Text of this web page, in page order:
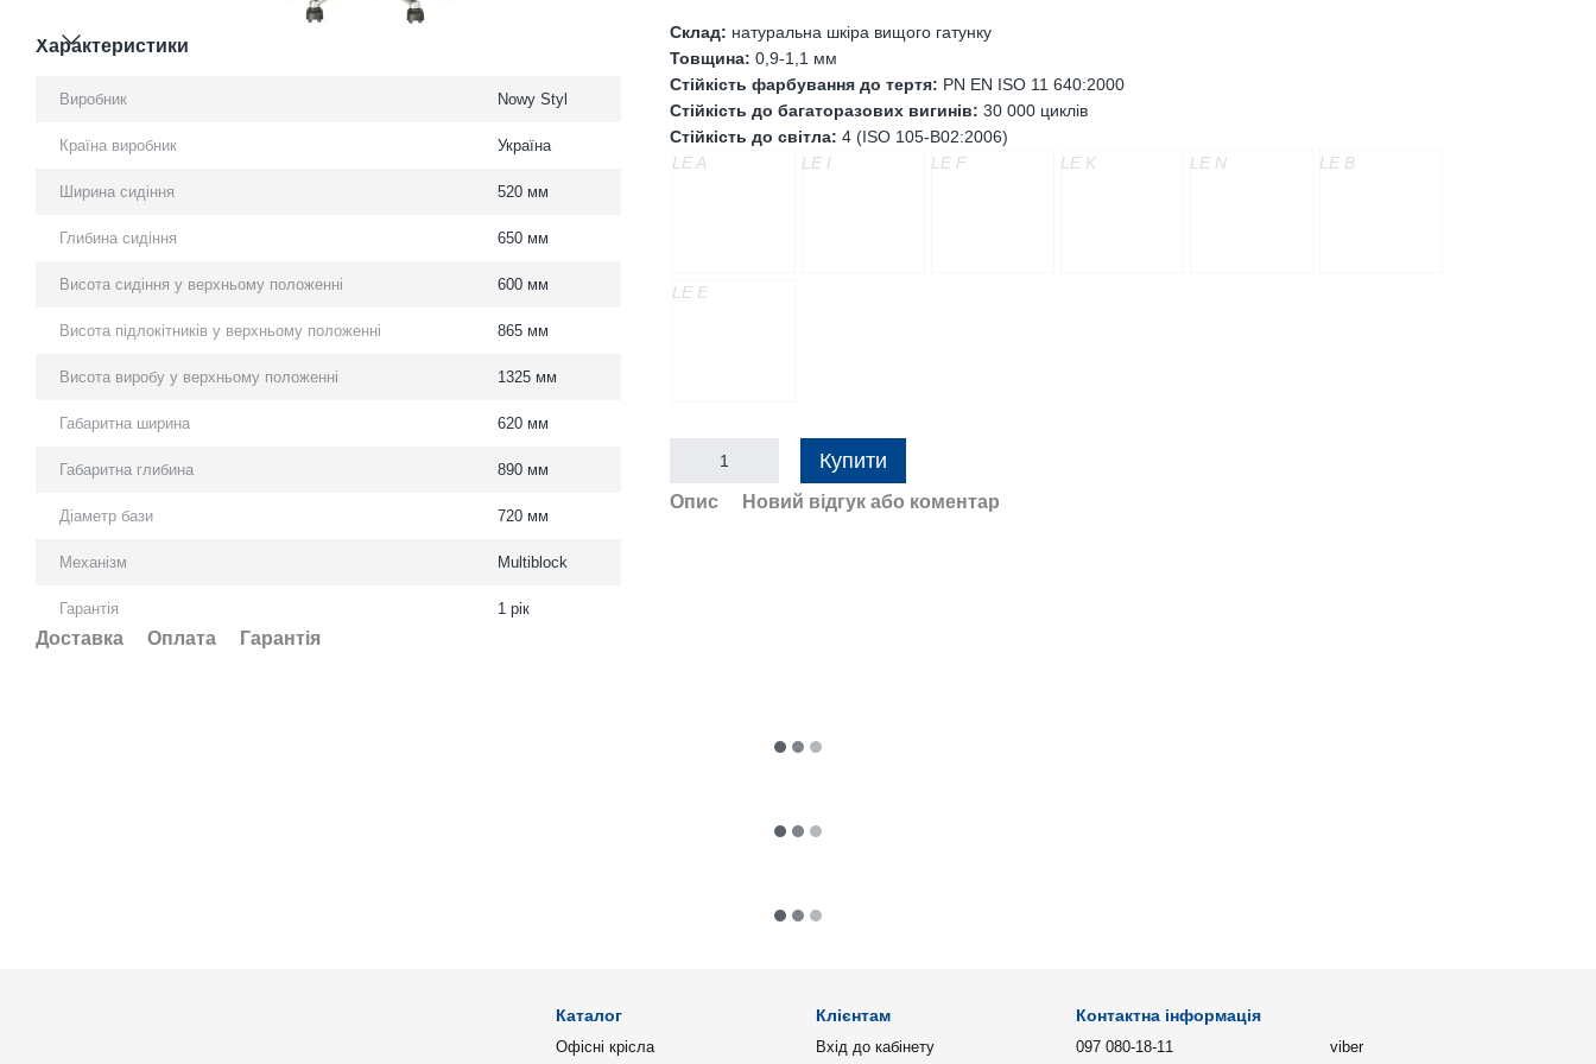
Характеристики
Виробник Nowy Styl
Країна виробник Україна
Ширина сидіння 520 мм
Глибина сидіння 650 мм
Висота сидіння у верхньому положенні 600 мм
Висота підлокітників у верхньому положенні 865 мм
Висота виробу у верхньому положенні 1325 мм
Габаритна ширина 620 мм
Габаритна глибина 890 мм
Діаметр бази 720 мм
Механізм Multiblock
Гарантія 1 рік
Доставка Оплата Гарантія
Склад: натуральна шкіра вищого гатунку
Товщина: 0,9-1,1 мм
Стійкість фарбування до тертя: PN EN ISO 11 640:2000
Стійкість до багаторазових вигинів: 30 000 циклів
Стійкість до світла: 4 (ISO 105-B02:2006)
LE A
LE I LE F LE K LE N LE B
LE E
Купити
Опис Новий відгук або коментар
Каталог
Офісні крісла
Клієнтам
Вхід до кабінету
Контактна інформація
097 080-18-11 viber